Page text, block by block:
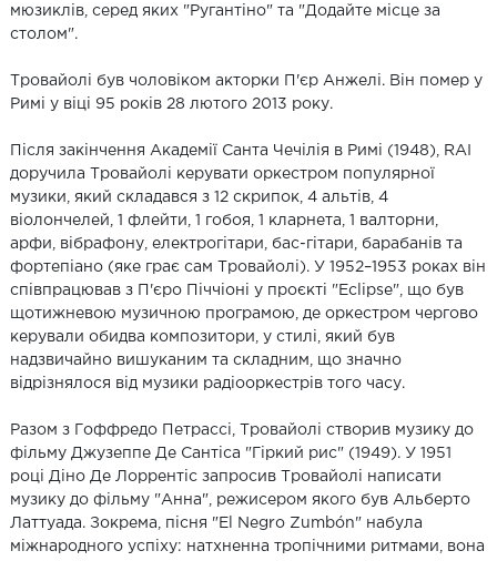
мюзиклів, серед яких "Ругантіно" та "Додайте місце за
столом".
Тровайолі був чоловіком акторки П'єр Анжелі. Він помер у
Римі у віці 95 років 28 лютого 2013 року.
Після закінчення Академії Санта Чечілія в Римі (1948), RAI
доручила Тровайолі керувати оркестром популярної
музики, який складався з 12 скрипок, 4 альтів, 4
віолончелей, 1 флейти, 1 гобоя, 1 кларнета, 1 валторни,
арфи, вібрафону, електрогітари, бас-гітари, барабанів та
фортепіано (яке грає сам Тровайолі). У 1952–1953 роках він
співпрацював з П'єро Піччіоні у проєкті "Eclipse", що був
щотижневою музичною програмою, де оркестром чергово
керували обидва композитори, у стилі, який був
надзвичайно вишуканим та складним, що значно
відрізнялося від музики радіооркестрів того часу.
Разом з Гоффредо Петрассі, Тровайолі створив музику до
фільму Джузеппе Де Сантіса "Гіркий рис" (1949). У 1951
році Діно Де Лоррентіс запросив Тровайолі написати
музику до фільму "Анна", режисером якого був Альберто
Латтуада. Зокрема, пісня "El Negro Zumbón" набула
міжнародного успіху: натхненна тропічними ритмами, вона